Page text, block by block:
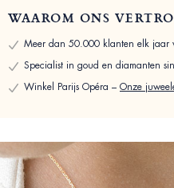
WAAROM ONS
Meer dan 50.000 klanten elk jaar
Specialist in goud en diamanten
Winkel Parijs Opéra – Onze